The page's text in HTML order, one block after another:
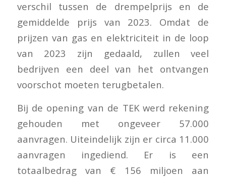
verschil tussen de drempelprijs en de
gemiddelde prijs van 2023. Omdat de
prijzen van gas en elektriciteit in de loop
van 2023 zijn gedaald, zullen veel
bedrijven een deel van het ontvangen
voorschot moeten terugbetalen.
Bij de opening van de TEK werd rekening
gehouden met ongeveer 57.000
aanvragen. Uiteindelijk zijn er circa 11.000
aanvragen ingediend. Er is een
totaalbedrag van € 156 miljoen aan